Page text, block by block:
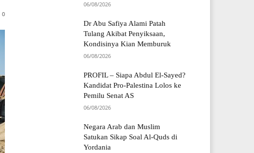
0
06/08/2026
Dr Abu Safiya Alami Patah
Tulang Akibat Penyiksaan,
Kondisinya Kian Memburuk
06/08/2026
PROFIL – Siapa Abdul El-Sayed?
Kandidat Pro-Palestina Lolos ke
Pemilu Senat AS
06/08/2026
Negara Arab dan Muslim
Satukan Sikap Soal Al-Quds di
Yordania